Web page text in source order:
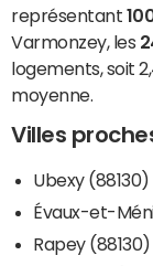
représentant
Varmonzey, les
logements, soit
moyenne.
Villes
Ubexy (88130)
Évaux-et-
Rapey (88130)